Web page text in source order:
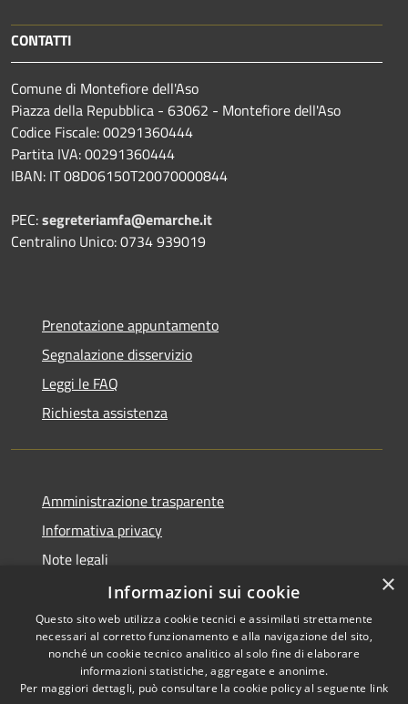
CONTATTI
Comune di Montefiore dell'Aso
Piazza della Repubblica - 63062 - Montefiore dell'Aso
Codice Fiscale: 00291360444
Partita IVA: 00291360444
IBAN: IT 08D06150T20070000844
PEC:segreteriamfa@emarche.it
Centralino Unico: 0734 939019
Prenotazione appuntamento
Segnalazione disservizio
Leggi le FAQ
Richiesta assistenza
Amministrazione trasparente
Informativa privacy
Note legali
Dichiarazione di accessibilità
RSS
Copyright © 2026 • Comune di
×
Informazioni sui cookie
Questo sito web utilizza cookie tecnici e assimilati strettamente
necessari al corretto funzionamento e alla navigazione del sito,
nonché un cookie tecnico analitico al solo fine di elaborare
informazioni statistiche, aggregate e anonime.
Per maggiori dettagli, può consultare la cookie policy al seguente link